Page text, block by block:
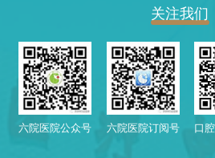
关注我们
六院医院公众号 六院医院订阅号 口